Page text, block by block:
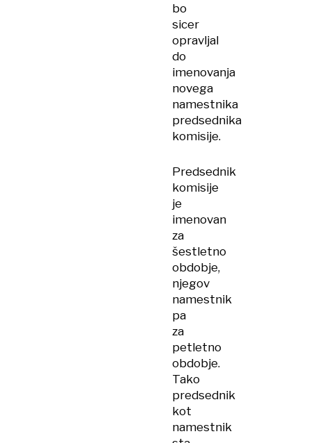
bo
sicer
opravljal
do
imenovanja
novega
namestnika
predsednika
komisije.
Predsednik
komisije
je
imenovan
za
šestletno
obdobje,
njegov
namestnik
pa
za
petletno
obdobje.
Tako
predsednik
kot
namestnik